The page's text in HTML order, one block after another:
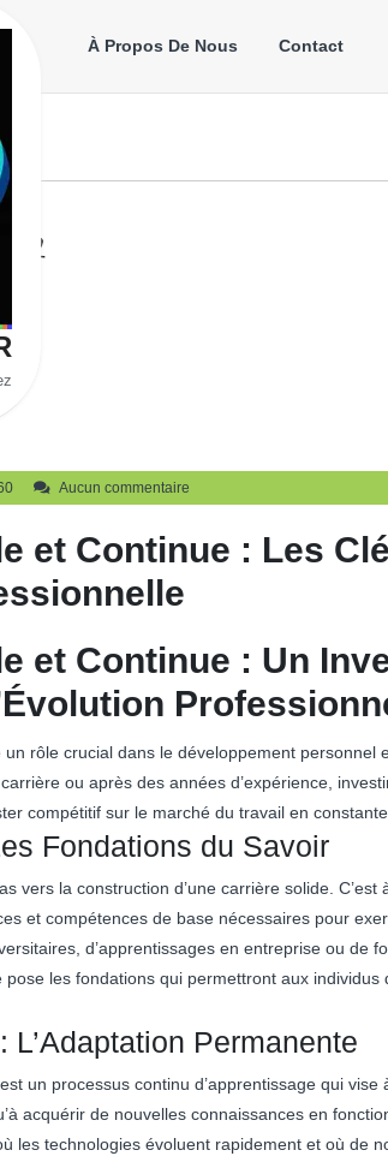
À Propos De Nous Contact
training360
Aucun commentaire
et Continue : Les
et Continue : Un
rôle crucial dans le développement personnel
ou après des années d’expérience,
compétitif sur le marché du travail en constante
Fondations du Savoir
vers la construction d’une carrière solide. C’est
et compétences de base nécessaires pour
d’apprentissages en entreprise ou de
les fondations qui permettront aux
L’Adaptation Permanente
un processus continu d’apprentissage qui
acquérir de nouvelles connaissances en
les technologies évoluent rapidement et où de